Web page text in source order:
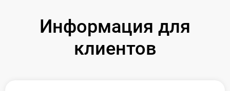
Информация для
клиентов